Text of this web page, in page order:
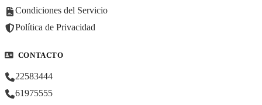
Condiciones del Servicio
Política de Privacidad
CONTACTO
22583444
61975555